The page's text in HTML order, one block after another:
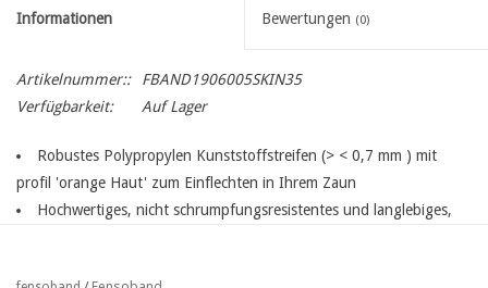
Informationen Bewertungen (0)
Artikelnummer::
FBAND1906005SKIN35
Verfügbarkeit:
Auf Lager
Robustes Polypropylen Kunststoffstreifen (> < 0,7 mm ) mit
profil 'orange Haut' zum Einflechten in Ihrem Zaun
Hochwertiges, nicht schrumpfungsresistentes und langlebiges,